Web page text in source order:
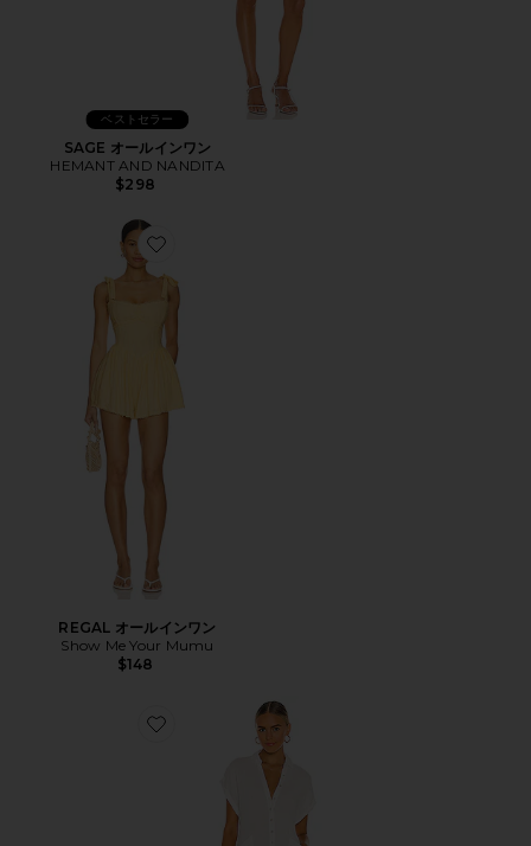
ベストセラー
SAGE オールインワン
HEMANT AND NANDITA
$298
Favorite REGAL オールインワン
REGAL オールインワン
Show Me Your Mumu
$148
Favorite MIKA オールインワン